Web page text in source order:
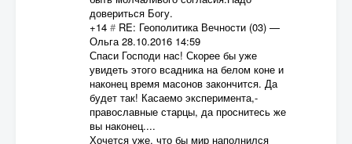
довериться Богу.
+14 # RE: Геополитика Вечности (03)—
Ольга 28.10.2016 14:59
Спаси Господи нас! Скорее бы уже
увидеть этого всадника на белом коне и
наконец время масонов закончится. Да
будет так! Касаемо эксперимента,-
православные старцы, да проснитесь же
вы наконец....
Хочется уже, что бы мир наполнился